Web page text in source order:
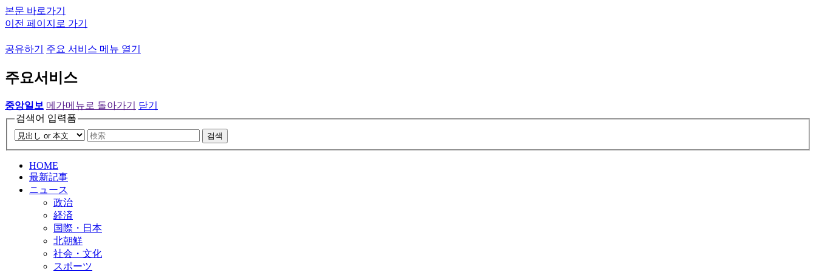
본문 바로가기
이전 페이지로 가기
공유하기 주요 서비스 메뉴 열기
주요서비스
중앙일보 메가메뉴로 돌아가기
닫기
검색어 입력폼
검색
HOME
最新記事
ニュース
政治
経済
国際・日本
北朝鮮
社会・文化
スポーツ